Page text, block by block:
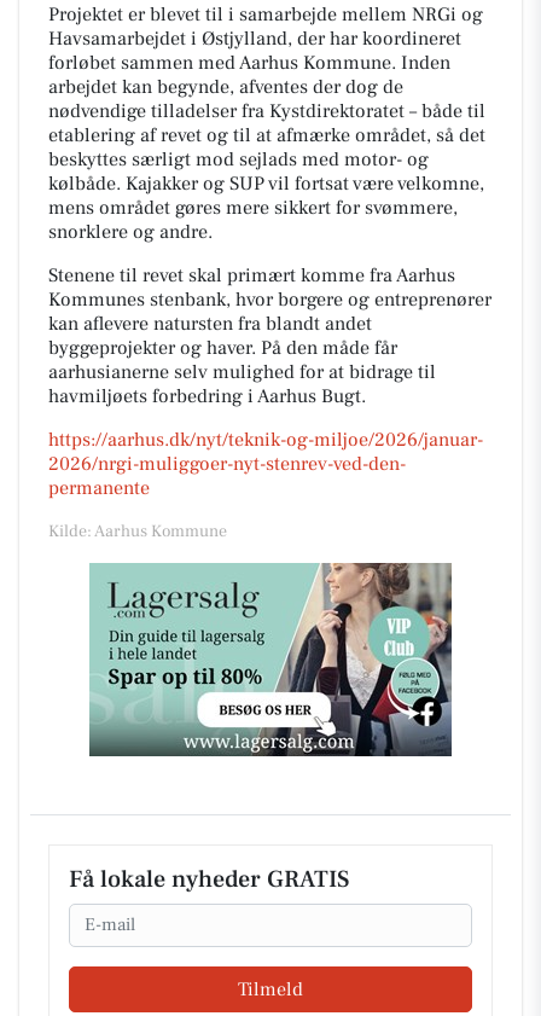
Projektet er blevet til i samarbejde mellem NRGi og
Havsamarbejdet i Østjylland, der har koordineret
forløbet sammen med Aarhus Kommune. Inden
arbejdet kan begynde, afventes der dog de
nødvendige tilladelser fra Kystdirektoratet – både til
etablering af revet og til at afmærke området, så det
beskyttes særligt mod sejlads med motor- og
kølbåde. Kajakker og SUP vil fortsat være velkomne,
mens området gøres mere sikkert for svømmere,
snorklere og andre.
Stenene til revet skal primært komme fra Aarhus
Kommunes stenbank, hvor borgere og entreprenører
kan aflevere natursten fra blandt andet
byggeprojekter og haver. På den måde får
aarhusianerne selv mulighed for at bidrage til
havmiljøets forbedring i Aarhus Bugt.
https://aarhus.dk/nyt/teknik-og-miljoe/2026/januar-
2026/nrgi-muliggoer-nyt-stenrev-ved-den-
permanente
Kilde: Aarhus Kommune
Få lokale nyheder GRATIS
Email
Tilmeld